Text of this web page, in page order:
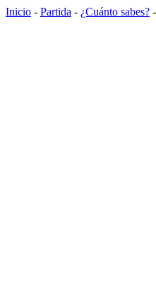
Inicio - Partida - ¿Cuánto sabes? -